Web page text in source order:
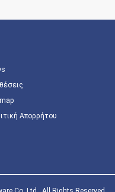
Απορρήτου